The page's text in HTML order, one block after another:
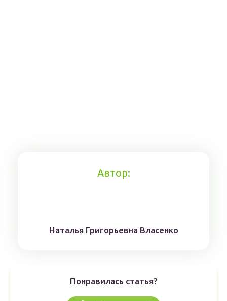
Автор:
Наталья Григорьевна Власенко
Понравилась статья?